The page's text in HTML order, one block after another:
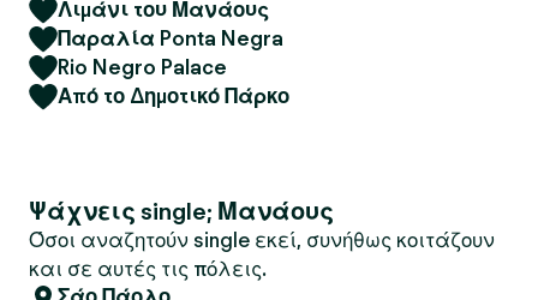
Λιμάνι του Μανάους
Παραλία Ponta Negra
Rio Negro Palace
Από το Δημοτικό Πάρκο
Ψάχνεις single; Μανάους
Όσοι αναζητούν single εκεί, συνήθως κοιτάζουν
και σε αυτές τις πόλεις.